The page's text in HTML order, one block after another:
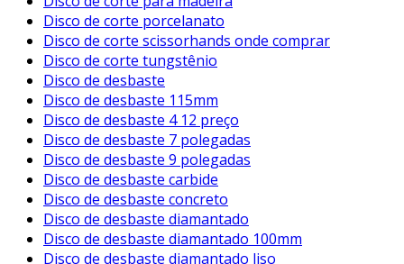
Disco de corte porcelanato
Disco de corte scissorhands onde comprar
Disco de corte tungstênio
Disco de desbaste
Disco de desbaste 115mm
Disco de desbaste 4 12 preço
Disco de desbaste 7 polegadas
Disco de desbaste 9 polegadas
Disco de desbaste carbide
Disco de desbaste concreto
Disco de desbaste diamantado
Disco de desbaste diamantado 100mm
Disco de desbaste diamantado liso